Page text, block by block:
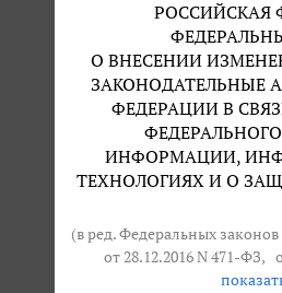
РОССИЙСКАЯ
О ВНЕСЕНИИ
ЗАКОНОДАТЕЛЬНЫЕ
ФЕДЕРАЦИИ В
ИНФОРМАЦИИ,
ТЕХНОЛОГИЯХ И О
(в ред. Федеральных законов
от 28.12.2016 N 471-ФЗ,